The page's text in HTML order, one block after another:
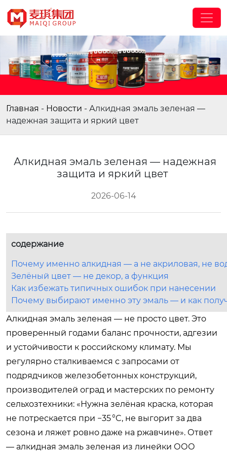
Главная - Новости - Алкидная эмаль зеленая —
надежная защита и яркий цвет
Алкидная эмаль зеленая — надежная
защита и яркий цвет
2026-06-14
содержание
Почему именно алкидная — а не акриловая, не
Зелёный цвет — не декор, а функция
Как избежать типичных ошибок при нанесении
Почему выбирают именно эту эмаль — и как
Алкидная эмаль зеленая — не просто цвет. Это
проверенный годами баланс прочности, адгезии
и устойчивости к российскому климату. Мы
регулярно сталкиваемся с запросами от
подрядчиков железобетонных конструкций,
производителей оград и мастерских по ремонту
сельхозтехники: «Нужна зелёная краска, которая
не потрескается при −35 °C, не выгорит за два
сезона и ляжет ровно даже на ржавчине». Ответ
— алкидная эмаль зеленая из линейки ООО